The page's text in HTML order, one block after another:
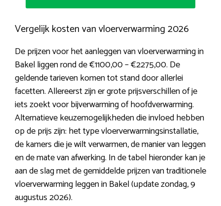
Vergelijk kosten van vloerverwarming 2026
De prijzen voor het aanleggen van vloerverwarming in
Bakel liggen rond de €1100,00 – €2275,00. De
geldende tarieven komen tot stand door allerlei
facetten. Allereerst zijn er grote prijsverschillen of je
iets zoekt voor bijverwarming of hoofdverwarming.
Alternatieve keuzemogelijkheden die invloed hebben
op de prijs zijn: het type vloerverwarmingsinstallatie,
de kamers die je wilt verwarmen, de manier van leggen
en de mate van afwerking. In de tabel hieronder kan je
aan de slag met de gemiddelde prijzen van traditionele
vloerverwarming leggen in Bakel (update zondag, 9
augustus 2026).